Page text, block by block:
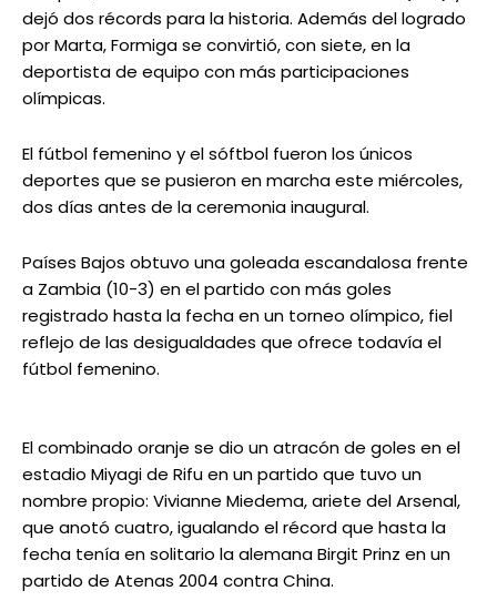
dejó dos récords para la historia. Además del logrado
por Marta, Formiga se convirtió, con siete, en la
deportista de equipo con más participaciones
olímpicas.
El fútbol femenino y el sóftbol fueron los únicos
deportes que se pusieron en marcha este miércoles,
dos días antes de la ceremonia inaugural.
Países Bajos obtuvo una goleada escandalosa frente
a Zambia (10-3) en el partido con más goles
registrado hasta la fecha en un torneo olímpico, fiel
reflejo de las desigualdades que ofrece todavía el
fútbol femenino.
El combinado oranje se dio un atracón de goles en el
estadio Miyagi de Rifu en un partido que tuvo un
nombre propio: Vivianne Miedema, ariete del Arsenal,
que anotó cuatro, igualando el récord que hasta la
fecha tenía en solitario la alemana Birgit Prinz en un
partido de Atenas 2004 contra China.